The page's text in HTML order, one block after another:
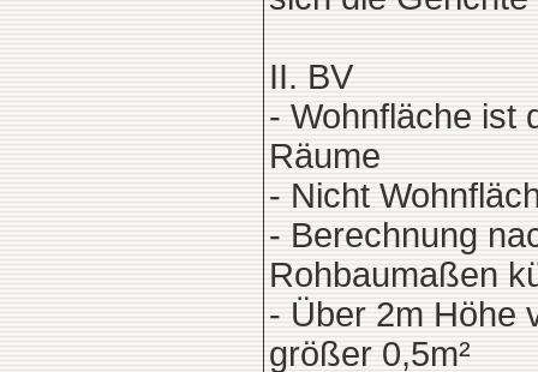
II. BV
- Wohnfläche ist
Räume
- Nicht
- Berechnung
Rohbaumaßen
- Über 2m Höhe
größer 0,5m²